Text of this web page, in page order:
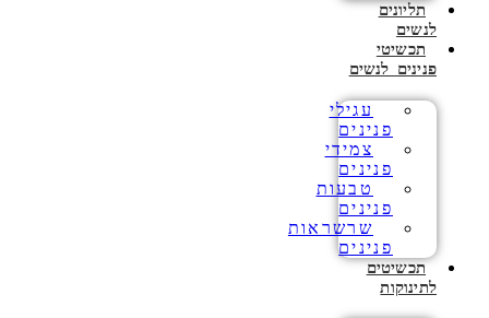
תליונים
לנשים
תכשיטי
פנינים לנשים
עגילי
פנינים
צמידי
פנינים
טבעות
פנינים
שרשראות
פנינים
תכשיטים
לתינוקות